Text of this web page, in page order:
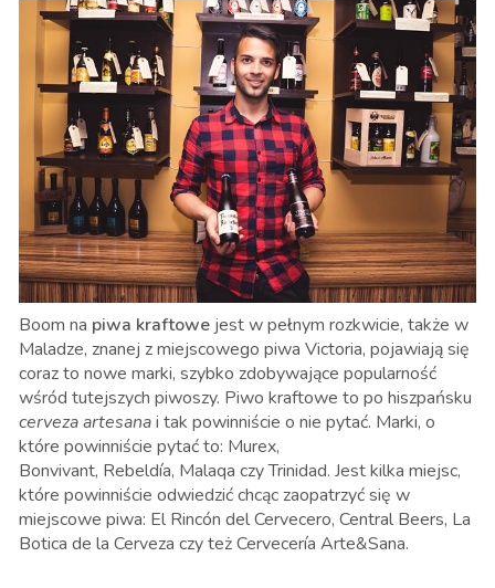
Boom na piwa kraftowe jest w pełnym rozkwicie, także w
Maladze, znanej z miejscowego piwa Victoria, pojawiają się
coraz to nowe marki, szybko zdobywające popularność
wśród tutejszych piwoszy. Piwo kraftowe to po hiszpańsku
cerveza artesanai tak powinniście o nie pytać. Marki, o
które powinniście pytać to: Murex,
Bonvivant, Rebeldía, Malaqa czy Trinidad. Jest kilka miejsc,
które powinniście odwiedzić chcąc zaopatrzyć się w
miejscowe piwa: El Rincón del Cervecero, Central Beers, La
Botica de la Cerveza czy też Cervecería Arte&Sana.